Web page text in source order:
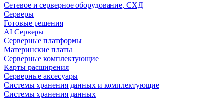
Сетевое и серверное оборудование, СХД
Cерверы
Готовые решения
AI Серверы
Серверные платформы
Материнские платы
Серверные комплектующие
Карты расширения
Серверные аксесуары
Системы хранения данных и комплектующие
Системы хранения данных